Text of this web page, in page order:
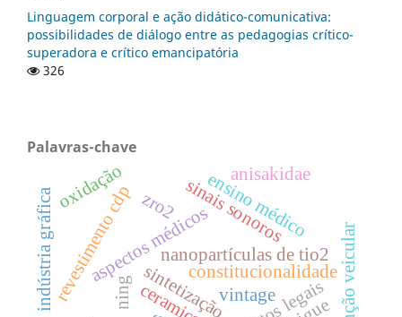
Linguagem corporal e ação didático-comunicativa:
possibilidades de diálogo entre as pedagogias crítico-
superadora e crítico emancipatória
326
Palavras-chave
nanopartículas de tio2
ning
constitucionalidade
aspectos médicos
revestimento cdp vintage
indústria gráfica sintetização
sinais sonoros
ensino médico
anisakidae
ceramics
zro2
oxidação